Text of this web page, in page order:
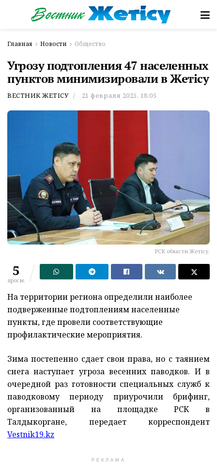
Главная Новости Общество
Угрозу подтопления 47 населенных
пунктов минимизировали в Жетісу
ВЕСТНИК ЖЕТІСУ 21 февраля 2025, 18:05
РСК области Жетісу.
5
просм.
На территории региона определили наиболее
подверженные подтоплениям населенные
пункты, где провели соответствующие
профилактические мероприятия.
Зима постепенно сдает свои права, но с таянием
снега наступает угроза весенних паводков. И в
очередной раз готовности специальных служб к
паводковому периоду приурочили брифинг,
организованный на площадке РСК в
Талдыкоргане, передает корреспондент
Vestnik19.kz
РЕКЛАМА